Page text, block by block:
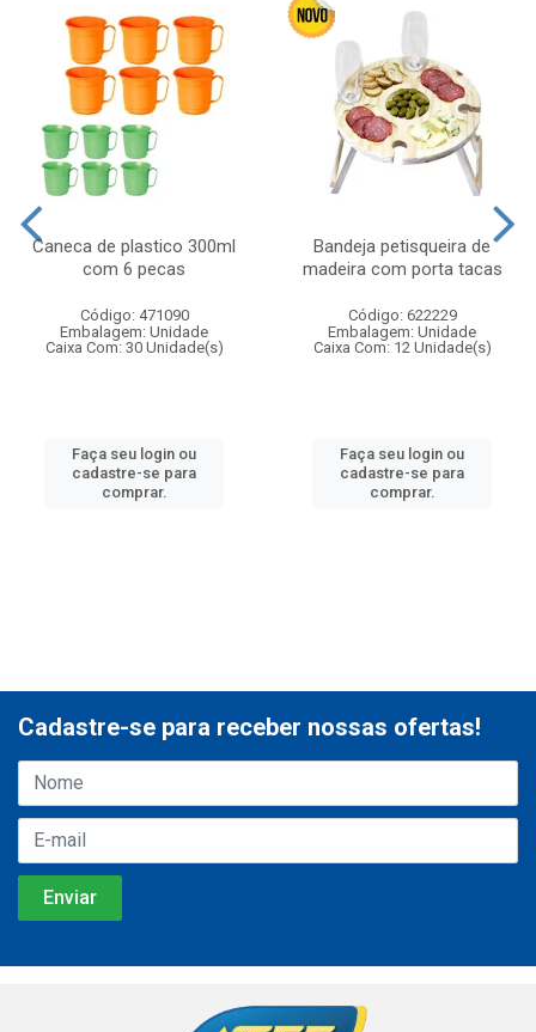
Caneca de plastico 300ml
com 6 pecas
Código: 471090
Embalagem: Unidade
Caixa Com: 30 Unidade(s)
Faça seu login ou
cadastre-se para
comprar.
Bandeja petisqueira de
madeira com porta tacas
Código: 622229
Embalagem: Unidade
Caixa Com: 12 Unidade(s)
Faça seu login ou
cadastre-se para
comprar.
Cadastre-se para receber nossas ofertas!